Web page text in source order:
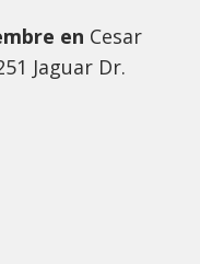
en Cesar
Jaguar Dr.